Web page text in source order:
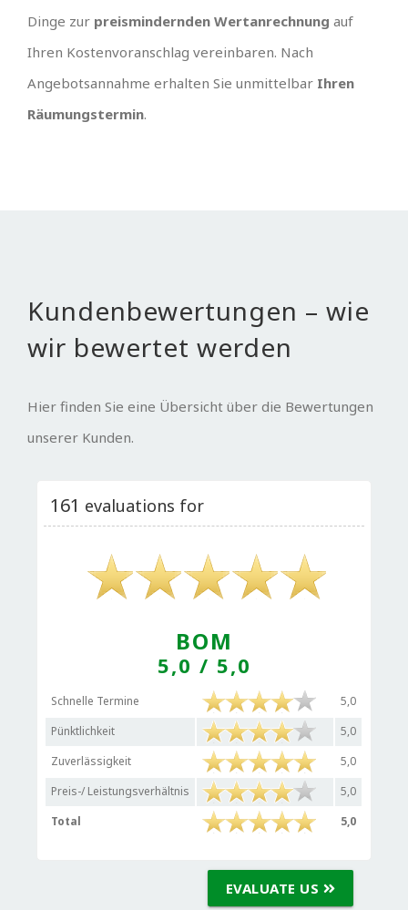
Dinge zur preismindernden Wertanrechnung auf
Ihren Kostenvoranschlag vereinbaren. Nach
Angebotsannahme erhalten Sie unmittelbar Ihren
Räumungstermin.
Kundenbewertungen – wie
wir bewertet werden
Hier finden Sie eine Übersicht über die Bewertungen
unserer Kunden.
161 evaluations for
BOM
5,0 / 5,0
Schnelle Termine
5,0
Pünktlichkeit
5,0
Zuverlässigkeit
5,0
Preis-/ Leistungsverhältnis
5,0
Total
5,0
EVALUATE US